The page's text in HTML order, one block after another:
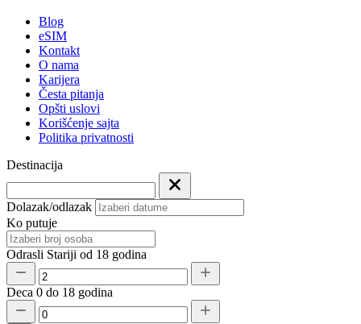
Blog
eSIM
Kontakt
O nama
Karijera
Česta pitanja
Opšti uslovi
Korišćenje sajta
Politika privatnosti
Destinacija
Dolazak/odlazak
Ko putuje
Odrasli Stariji od 18 godina
Deca 0 do 18 godina